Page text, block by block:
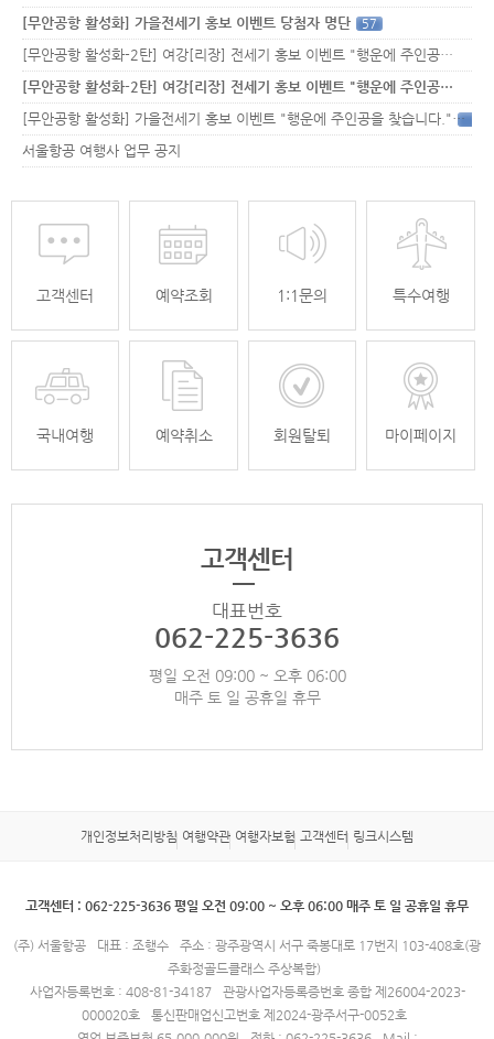
[무안공항 활성화] 가을전세기 홍보 이벤트 당첨자 명단
57
[무안공항 활성화-2탄] 여강[리장] 전세기 홍보 이벤트 "행운에 주인공…
[무안공항 활성화-2탄] 여강[리장] 전세기 홍보 이벤트 "행운에 주인공…
[무안공항 활성화] 가을전세기 홍보 이벤트 "행운에 주인공을 찾습니다."33
서울항공 여행사 업무 공지
고객센터 예약조회 1:1문의 특수여행
국내여행 예약취소 회원탈퇴 마이페이지
고객센터
대표번호
062-225-3636
평일 오전 09:00 ~ 오후 06:00
매주 토 일 공휴일 휴무
개인정보처리방침 여행약관 여행자보험 고객센터 링크시스템
고객센터 : 062-225-3636 평일 오전 09:00 ~ 오후 06:00 매주 토 일 공휴일 휴무
(주) 서울항공 대표 : 조행수
주소 : 광주광역시 서구 죽봉대로 17번지 103-408호(광
주화정골드클래스 주상복합)
사업자등록번호 : 408-81-34187
관광사업자등록증번호 종합 제26004-2023-
000020호
통신판매업신고번호 제2024-광주서구-0052호